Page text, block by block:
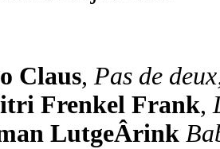
Claus, Pas de
Frenkel Frank,
LutgeÂ­rink